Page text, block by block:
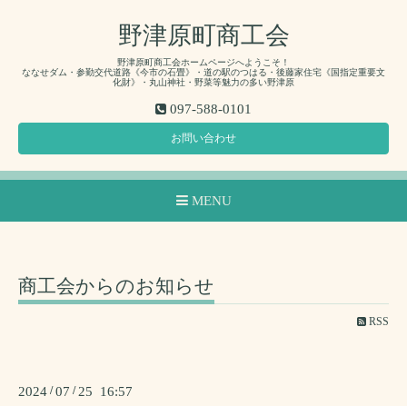
野津原町商工会
野津原町商工会ホームページへようこそ！
ななせダム・参勤交代道路《今市の石畳》・道の駅のつはる・後藤家住宅《国指定重要文
化財》・丸山神社・野菜等魅力の多い野津原
097-588-0101
お問い合わせ
MENU
商工会からのお知らせ
RSS
2024 /07 / 25 16:57